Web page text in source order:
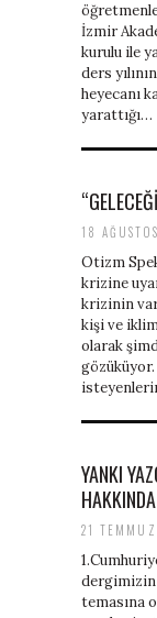
İzmir
kurulu ile
ders
heyecanı
yarattığı…
18
Otizm
krizine
krizinin
kişi ve
olarak
YANKI
21
dergimizin
temasına